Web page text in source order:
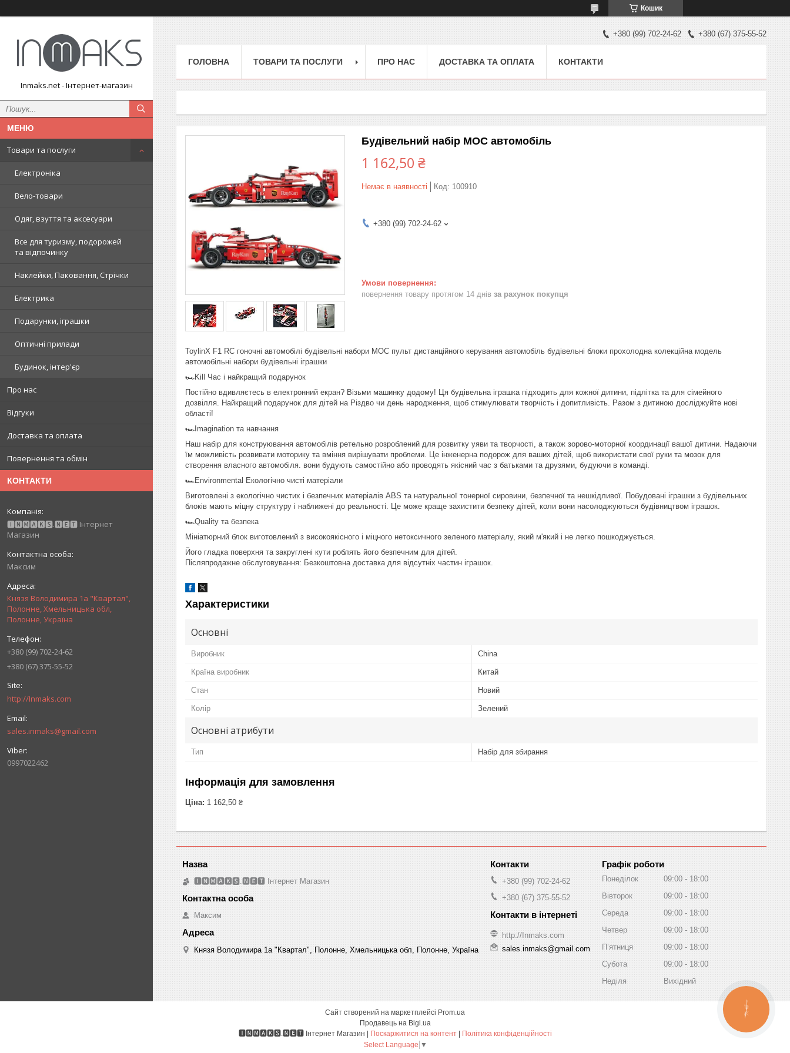
Кошик
Inmaks.net - Інтернет-магазин
Товари та послуги
Електроніка
Вело-товари
Одяг, взуття та аксесуари
Все для туризму, подорожей
та відпочинку
Наклейки, Паковання, Стрічки
Електрика
Подарунки, іграшки
Оптичні прилади
Будинок, інтер'єр
Про нас
Відгуки
Доставка та оплата
Повернення та обмін
КОНТАКТИ
🅸🅽🅼🅰🅺🆂.🅽🅴🆃 Інтернет
Магазин
Максим
Князя Володимира 1а "Квартал",
Полонне, Хмельницька обл,
Полонне, Україна
+380 (99) 702-24-62
+380 (67) 375-55-52
http://Inmaks.com
sales.inmaks@gmail.com
0997022462
+380 (99) 702-24-62 +380 (67) 375-55-52
ГОЛОВНА ТОВАРИ ТА ПОСЛУГИ ПРО НАС ДОСТАВКА ТА ОПЛАТА КОНТАКТИ
Будівельний набір MOC автомобіль
1 162,50 ₴
Немає в наявності Код: 100910
+380 (99) 702-24-62
повернення товару протягом 14 днів за рахунок покупця
ToylinX F1 RC гоночні автомобілі будівельні набори MOC пульт дистанційного керування автомобіль будівельні блоки прохолодна колекційна модель
автомобільні набори будівельні іграшки
🏎️Kill Час і найкращий подарунок
Постійно вдивляєтесь в електронний екран? Візьми машинку додому! Ця будівельна іграшка підходить для кожної дитини, підлітка та для сімейного
дозвілля. Найкращий подарунок для дітей на Різдво чи день народження, щоб стимулювати творчість і допитливість. Разом з дитиною досліджуйте нові
області!
🏎️Imagination та навчання
Наш набір для конструювання автомобілів ретельно розроблений для розвитку уяви та творчості, а також зорово-моторної координації вашої дитини. Надаючи
їм можливість розвивати моторику та вміння вирішувати проблеми. Це інженерна подорож для ваших дітей, щоб використати свої руки та мозок для
створення власного автомобіля. вони будують самостійно або проводять якісний час з батьками та друзями, будуючи в команді.
🏎️Environmental Екологічно чисті матеріали
Виготовлені з екологічно чистих і безпечних матеріалів ABS та натуральної тонерної сировини, безпечної та нешкідливої. Побудовані іграшки з будівельних
блоків мають міцну структуру і наближені до реальності. Це може краще захистити безпеку дітей, коли вони насолоджуються будівництвом іграшок.
🏎️Quality та безпека
Мініатюрний блок виготовлений з високоякісного і міцного нетоксичного зеленого матеріалу, який м'який і не легко пошкоджується.
Його гладка поверхня та закруглені кути роблять його безпечним для дітей.
Післяпродажне обслуговування: Безкоштовна доставка для відсутніх частин іграшок.
Характеристики
Основні
Виробник China
Країна виробник Китай
Стан Новий
Колір Зелений
Основні атрибути
Тип Набір для збирання
Інформація для замовлення
Ціна: 1 162,50 ₴
🅸🅽🅼🅰🅺🆂.🅽🅴🆃 Інтернет Магазин
Максим
Князя Володимира 1а "Квартал", Полонне, Хмельницька обл, Полонне, Україна
+380 (99) 702-24-62
+380 (67) 375-55-52
http://Inmaks.com
sales.inmaks@gmail.com
Графік роботи
Понеділок 09:00
18:00
Вівторок
09:00
18:00
Середа
09:00
18:00
Четвер
09:00
18:00
Пʼятниця
09:00
18:00
Субота
09:00
18:00
Неділя
Вихідний
Сайт створений на маркетплейсі Prom.ua
Продавець на Bigl.ua
Поскаржитися на контент
Політика конфіденційності
Select Language ▼
КНОПКА
ЗВ'ЯЗКУ